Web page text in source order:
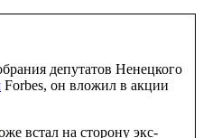
депутатов Ненецкого
Forbes, он вложил в акции
встал на сторону экс-